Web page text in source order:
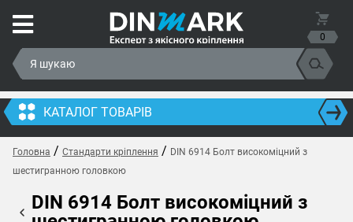
0
КАТАЛОГ ТОВАРІВ
Головна / Стандарти кріплення / DIN 6914 Болт високоміцний з
шестигранною головкою
DIN 6914 Болт високоміцний з